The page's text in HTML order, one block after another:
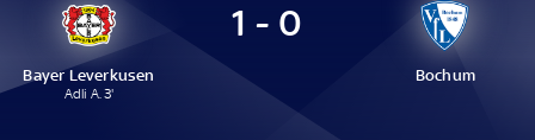
Bayer Leverkusen
Adli A. 3'
1 - 0
Bochum